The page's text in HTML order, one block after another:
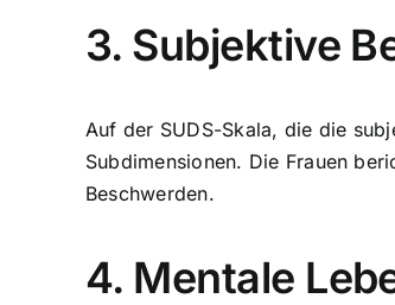
3. Subjektive
Auf der SUDS-Skala, die die
Subdimensionen. Die Frauen
Beschwerden.
4. Mentale